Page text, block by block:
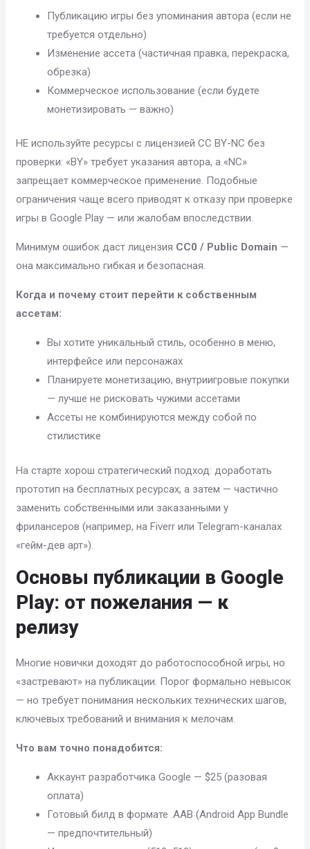
Публикацию игры без упоминания автора (если не
требуется отдельно)
Изменение ассета (частичная правка, перекраска,
обрезка)
Коммерческое использование (если будете
монетизировать — важно)
НЕ используйте ресурсы с лицензией CC BY-NC без
проверки: «BY» требует указания автора, а «NC»
запрещает коммерческое применение. Подобные
ограничения чаще всего приводят к отказу при проверке
игры в Google Play — или жалобам впоследствии.
Минимум ошибок даст лицензия CC0 / Public Domain —
она максимально гибкая и безопасная.
Когда и почему стоит перейти к собственным
ассетам:
Вы хотите уникальный стиль, особенно в меню,
интерфейсе или персонажах
Планируете монетизацию, внутриигровые покупки
— лучше не рисковать чужими ассетами
Ассеты не комбинируются между собой по
стилистике
На старте хорош стратегический подход: доработать
прототип на бесплатных ресурсах, а затем — частично
заменить собственными или заказанными у
фрилансеров (например, на Fiverr или Telegram-каналах
«гейм-дев арт»).
Основы публикации в Google
Play: от пожелания — к
релизу
Многие новички доходят до работоспособной игры, но
«застревают» на публикации. Порог формально невысок
— но требует понимания нескольких технических шагов,
ключевых требований и внимания к мелочам.
Что вам точно понадобится:
Аккаунт разработчика Google — $25 (разовая
оплата)
Готовый билд в формате .AAB (Android App Bundle
— предпочтительный)